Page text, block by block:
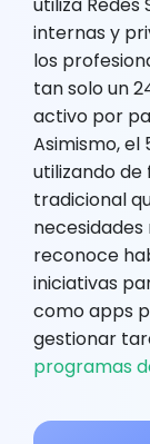
internas y
los
tan solo un
activo por
Asimismo, el
utilizando
tradicional
necesidades
reconoce
iniciativas
como apps
gestionar
programas